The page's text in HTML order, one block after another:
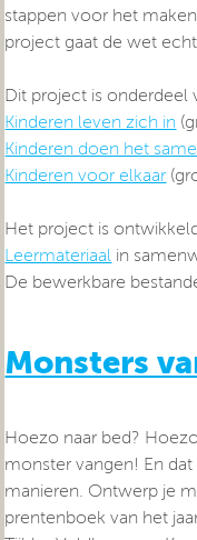
stappen voor het
project gaat de wet
Dit project is onderdeel
Kinderen leven zich in
Kinderen doen het
Kinderen voor elkaar
Het project is
Leermateriaal in
De bewerkbare
Monsters
Hoezo naar bed?
monster vangen! En
manieren. Ontwerp je
prentenboek van het